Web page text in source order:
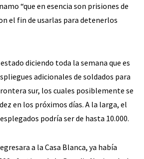
“que en esencia son prisiones de
el fin de usarlas para detenerlos
diciendo toda la semana que es
adicionales de soldados para
sur, los cuales posiblemente se
en los próximos días. A la larga, el
podría ser de hasta 10.000.
a la Casa Blanca, ya había